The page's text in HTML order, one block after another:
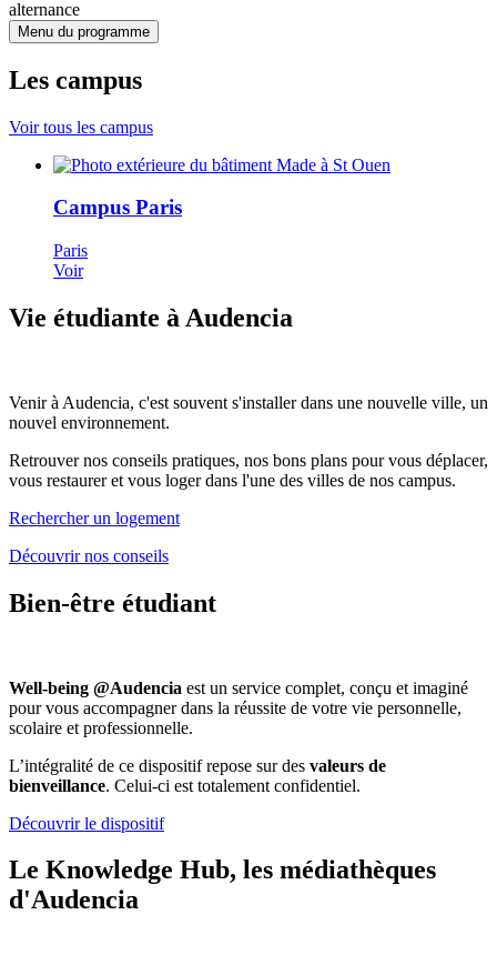
alternance
Menu du programme
Les campus
Voir tous les campus
Campus Paris
Paris
Voir
Vie étudiante à Audencia
Venir à Audencia, c'est souvent s'installer dans une nouvelle ville, un
nouvel environnement.
Retrouver nos conseils pratiques, nos bons plans pour vous déplacer,
vous restaurer et vous loger dans l'une des villes de nos campus.
Rechercher un logement
Découvrir nos conseils
Bien-être étudiant
Well-being @Audencia est un service complet, conçu et imaginé
pour vous accompagner dans la réussite de votre vie personnelle,
scolaire et professionnelle.
L’intégralité de ce dispositif repose sur des valeurs de
bienveillance. Celui-ci est totalement confidentiel.
Découvrir le dispositif
Le Knowledge Hub, les médiathèques
d'Audencia